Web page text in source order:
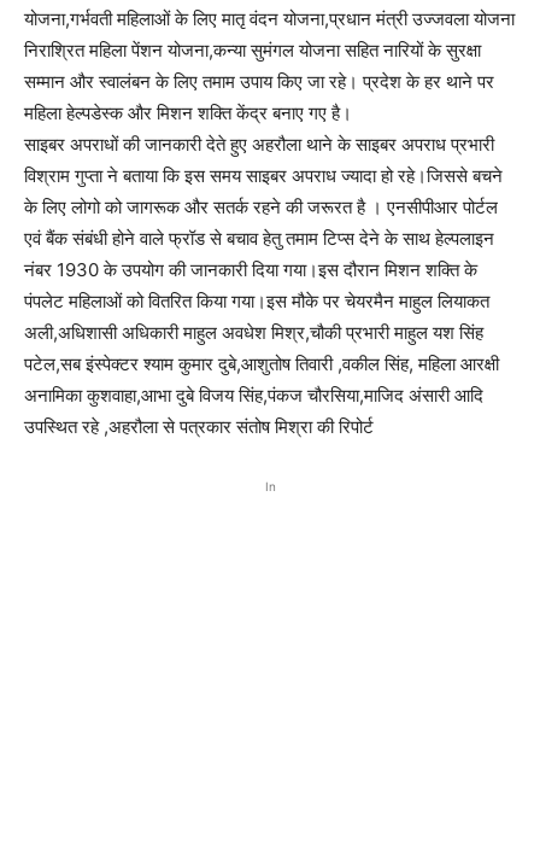
योजना,गर्भवती महिलाओं के लिए मातृ वंदन योजना,प्रधान मंत्री उज्जवला योजना
निराश्रित महिला पेंशन योजना,कन्या सुमंगल योजना सहित नारियों के सुरक्षा
सम्मान और स्वालंबन के लिए तमाम उपाय किए जा रहे। प्रदेश के हर थाने पर
महिला हेल्पडेस्क और मिशन शक्ति केंद्र बनाए गए है।
साइबर अपराधों की जानकारी देते हुए अहरौला थाने के साइबर अपराध प्रभारी
विश्राम गुप्ता ने बताया कि इस समय साइबर अपराध ज्यादा हो रहे।जिससे बचने
के लिए लोगो को जागरूक और सतर्क रहने की जरूरत है । एनसीपीआर पोर्टल
एवं बैंक संबंधी होने वाले फ्रॉड से बचाव हेतु तमाम टिप्स देने के साथ हेल्पलाइन
नंबर 1930 के उपयोग की जानकारी दिया गया।इस दौरान मिशन शक्ति के
पंपलेट महिलाओं को वितरित किया गया।इस मौके पर चेयरमैन माहुल लियाकत
अली,अधिशासी अधिकारी माहुल अवधेश मिश्र,चौकी प्रभारी माहुल यश सिंह
पटेल,सब इंस्पेक्टर श्याम कुमार दुबे,आशुतोष तिवारी ,वकील सिंह, महिला आरक्षी
अनामिका कुशवाहा,आभा दुबे विजय सिंह,पंकज चौरसिया,माजिद अंसारी आदि
उपस्थित रहे ,अहरौला से पत्रकार संतोष मिश्रा की रिपोर्ट
In